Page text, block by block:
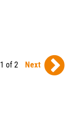
1 of 2 Next